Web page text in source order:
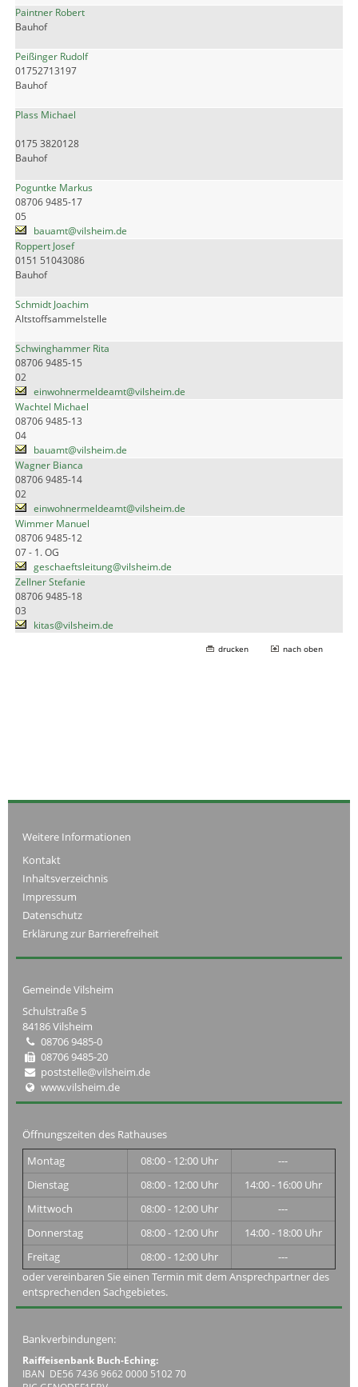
Paintner Robert
Bauhof
Peißinger Rudolf
01752713197
Bauhof
Plass Michael
0175 3820128
Bauhof
Poguntke Markus
08706 9485-17
05
bauamt@vilsheim.de
Roppert Josef
0151 51043086
Bauhof
Schmidt Joachim
Altstoffsammelstelle
Schwinghammer Rita
08706 9485-15
02
einwohnermeldeamt@vilsheim.de
Wachtel Michael
08706 9485-13
04
bauamt@vilsheim.de
Wagner Bianca
08706 9485-14
02
einwohnermeldeamt@vilsheim.de
Wimmer Manuel
08706 9485-12
07 - 1. OG
geschaeftsleitung@vilsheim.de
Zellner Stefanie
08706 9485-18
03
kitas@vilsheim.de
drucken nach oben
Weitere Informationen
Kontakt
Inhaltsverzeichnis
Impressum
Datenschutz
Erklärung zur Barrierefreiheit
Gemeinde Vilsheim
Schulstraße 5
84186 Vilsheim
08706 9485-0
08706 9485-20
poststelle@vilsheim.de
www.vilsheim.de
Öffnungszeiten des Rathauses
Montag
08:00 - 12:00 Uhr
---
Dienstag
08:00 - 12:00 Uhr
14:00 - 16:00 Uhr
Mittwoch
08:00 - 12:00 Uhr
---
Donnerstag
08:00 - 12:00 Uhr
14:00 - 18:00 Uhr
Freitag
08:00 - 12:00 Uhr
---
oder vereinbaren Sie einen Termin mit dem Ansprechpartner des
entsprechenden Sachgebietes.
Bankverbindungen:
Raiffeisenbank Buch-Eching:
IBAN DE56 7436 9662 0000 5102 70